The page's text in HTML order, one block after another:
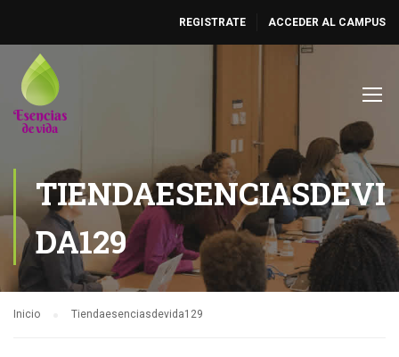
REGISTRATE ACCEDER AL CAMPUS
TIENDAESENCIASDEVI
DA129
Inicio Tiendaesenciasdevida129